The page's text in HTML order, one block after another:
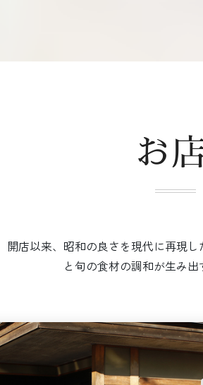
お
開店以来、昭和の良さを現代に再現
と旬の食材の調和が生み